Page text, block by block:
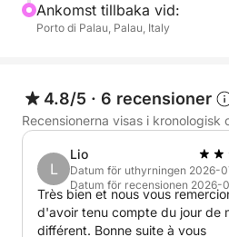
Jollen är utrustad med all
Jollen är inte särskilt stor,
rekommenderar vi att boka
exempel 2 vuxna och 3 barn.
Ankomst tillbaka vid:
Porto di Palau, Palau, Italy
4.8/5 · 6 recensioner
Recensionerna visas i kronologisk
L
Lio
Datum för uthyrningen 2026-
Datum för recensionen 2026-
Très bien et nous vous
d'avoir tenu compte du jour de
différent. Bonne suite à vous